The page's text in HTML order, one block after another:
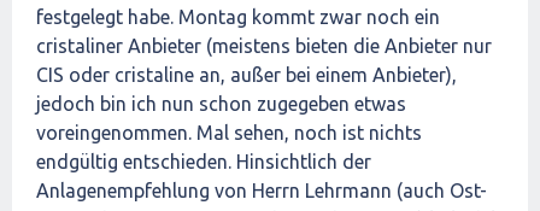
festgelegt habe. Montag kommt zwar noch ein
cristaliner Anbieter (meistens bieten die Anbieter nur
CIS oder cristaline an, außer bei einem Anbieter),
jedoch bin ich nun schon zugegeben etwas
voreingenommen. Mal sehen, noch ist nichts
endgültig entschieden. Hinsichtlich der
Anlagenempfehlung von Herrn Lehrmann (auch Ost-